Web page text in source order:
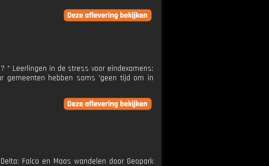
* Leerlingen in de stress voor eindexamens:
gemeenten hebben soms 'geen tijd om in
Falco en Maas wandelen door Geopark